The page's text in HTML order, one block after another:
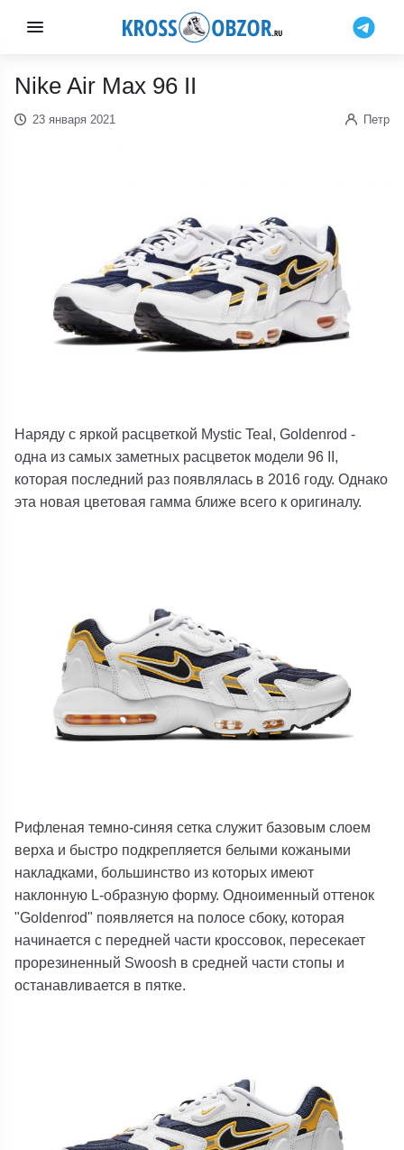
Nike Air Max 96 II
23 января 2021 Петр
Наряду с яркой расцветкой Mystic Teal, Goldenrod -
одна из самых заметных расцветок модели 96 II,
которая последний раз появлялась в 2016 году. Однако
эта новая цветовая гамма ближе всего к оригиналу.
Рифленая темно-синяя сетка служит базовым слоем
верха и быстро подкрепляется белыми кожаными
накладками, большинство из которых имеют
наклонную L-образную форму. Одноименный оттенок
"Goldenrod" появляется на полосе сбоку, которая
начинается с передней части кроссовок, пересекает
прорезиненный Swoosh в средней части стопы и
останавливается в пятке.